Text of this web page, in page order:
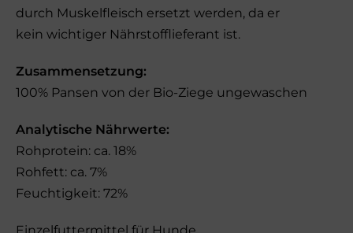
durch Muskelfleisch ersetzt werden, da er
kein wichtiger Nährstofflieferant ist.
Zusammensetzung:
100% Pansen von der Bio-Ziege ungewaschen
Analytische Nährwerte:
Rohprotein: ca. 18%
Rohfett: ca. 7%
Feuchtigkeit: 72%
Einzelfuttermittel für Hunde